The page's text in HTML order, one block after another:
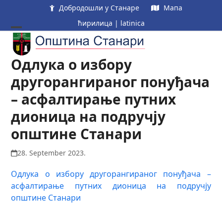
content
Добродошли у Станаре
Мапа
ћирилица | latinica
Open
mobile
menu
Close
mobile
menu
Одлука о избору
другорангираног понуђача
– асфалтирање путних
дионица на подручју
општине Станари
28. September 2023.
Одлука о избору другорангираног понуђача –
асфалтирање путних дионица на подручју
општине Станари